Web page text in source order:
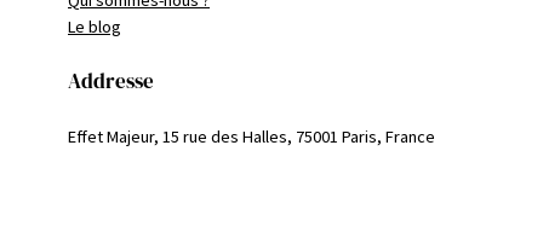
Le blog
Addresse
Effet Majeur, 15 rue des Halles, 75001 Paris, France